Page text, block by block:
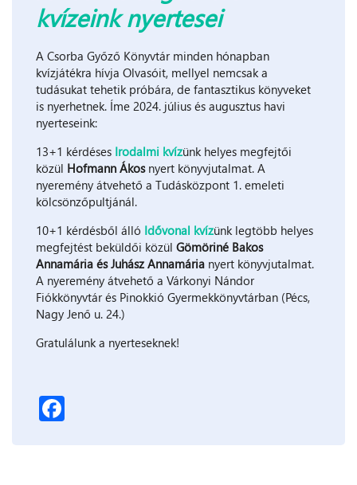
kvízeink nyertesei
A Csorba Győző Könyvtár minden hónapban
kvízjátékra hívja Olvasóit, mellyel nemcsak a
tudásukat tehetik próbára, de fantasztikus könyveket
is nyerhetnek. Íme 2024. július és augusztus havi
nyerteseink:
13+1 kérdéses Irodalmi kvízünk helyes megfejtői
közül Hofmann Ákos nyert könyvjutalmat. A
nyeremény átvehető a Tudásközpont 1. emeleti
kölcsönzőpultjánál.
10+1 kérdésből álló Idővonal kvízünk legtöbb helyes
megfejtést beküldői közül Gömöriné Bakos
Annamária és Juhász Annamária nyert könyvjutalmat.
A nyeremény átvehető a Várkonyi Nándor
Fiókkönyvtár és Pinokkió Gyermekkönyvtárban (Pécs,
Nagy Jenő u. 24.)
Gratulálunk a nyerteseknek!